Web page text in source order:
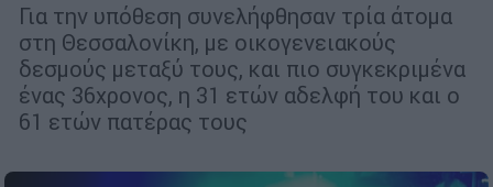
Για την υπόθεση συνελήφθησαν τρία άτομα
στη Θεσσαλονίκη, με οικογενειακούς
δεσμούς μεταξύ τους, και πιο συγκεκριμένα
ένας 36χρονος, η 31 ετών αδελφή του και ο
61 ετών πατέρας τους